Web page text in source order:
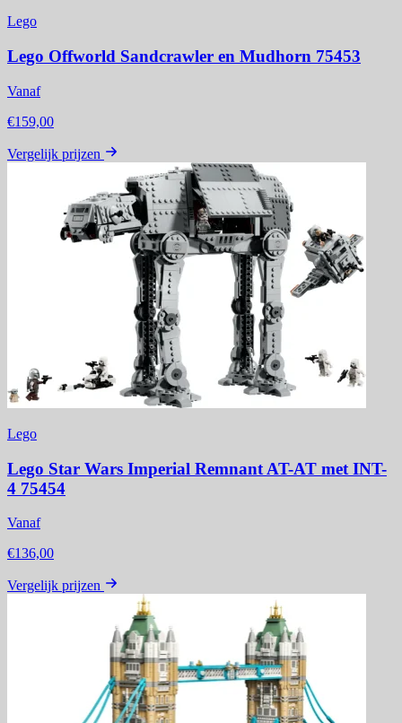
Lego
Lego Offworld Sandcrawler en Mudhorn 75453
Vanaf
€159,00
Vergelijk prijzen
Lego
Lego Star Wars Imperial Remnant AT-AT met INT-
4 75454
Vanaf
€136,00
Vergelijk prijzen